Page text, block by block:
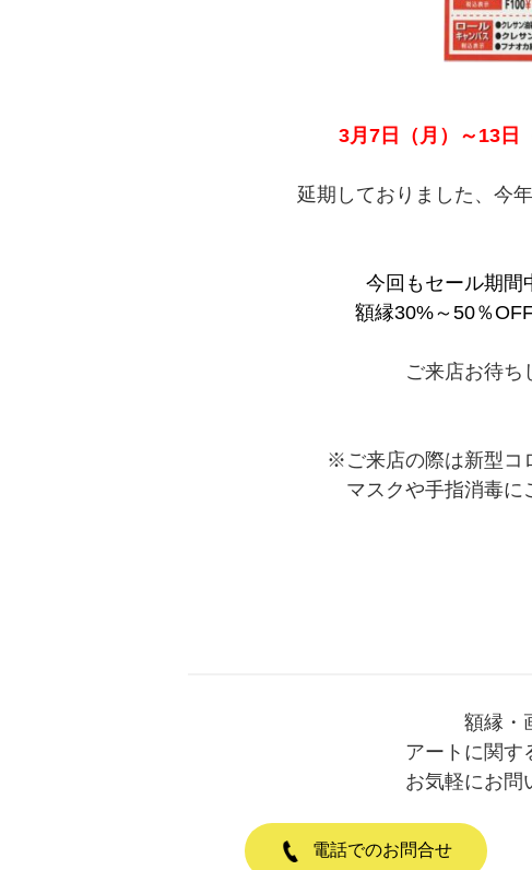
3月7日（月）～13日
延期しておりました、今
今回もセール期間
額縁30%～50％
ご来店お待ち
※ご来店の際は新型コ
マスクや手指消毒に
額縁・
アートに関す
お気軽にお問
電話でのお問合せ